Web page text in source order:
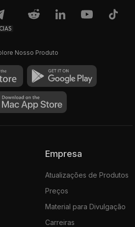
Nosso Produto
Empresa
Atualizações de Produtos
Preços
Material para Divulgação
Carreiras